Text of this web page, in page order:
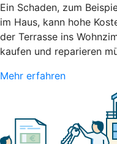
Ein Schaden, zum
im Haus, kann hohe
der Terrasse ins
kaufen und reparieren
Mehr erfahren